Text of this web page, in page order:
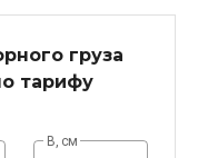
груза
тарифу
В, см